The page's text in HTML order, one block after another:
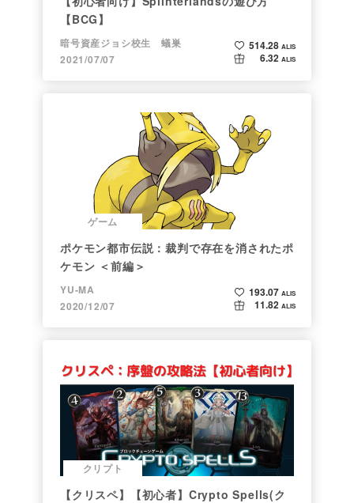
【BCG】
暗号資産ジョシ校生 蟻巣
2021/07/07
514.28 ALIS
6.32 ALIS
ゲーム
ポケモン都市伝説：裁判で存在を消されたポ
ケモン ＜前編＞
YU-MA
2020/12/07
193.07 ALIS
11.82 ALIS
クリプト
【クリスペ】【初心者】Crypto Spells(ク